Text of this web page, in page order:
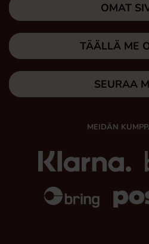
OMAT
TÄÄLLÄ ME
SEURAA
MEIDÄN